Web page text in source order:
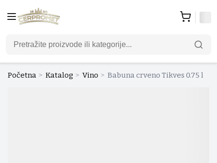
Početna > Katalog > Vino > Babuna crveno Tikves 0.75 l